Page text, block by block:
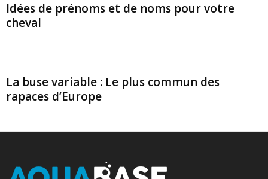
Idées de prénoms et de noms pour votre
cheval
La buse variable : Le plus commun des
rapaces d’Europe